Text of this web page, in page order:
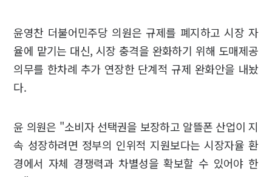
윤영찬 더불어민주당 의원은 규제를 폐지하고 시장 자
율에 맡기는 대신, 시장 충격을 완화하기 위해 도매제공
의무를 한차례 추가 연장한 단계적 규제 완화안을 내놨
다.
윤 의원은 "소비자 선택권을 보장하고 알뜰폰 산업이 지
속 성장하려면 정부의 인위적 지원보다는 시장자율 환
경에서 자체 경쟁력과 차별성을 확보할 수 있어야 한